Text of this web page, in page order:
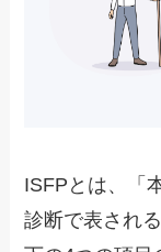
ISFPとは、「
診断で表され